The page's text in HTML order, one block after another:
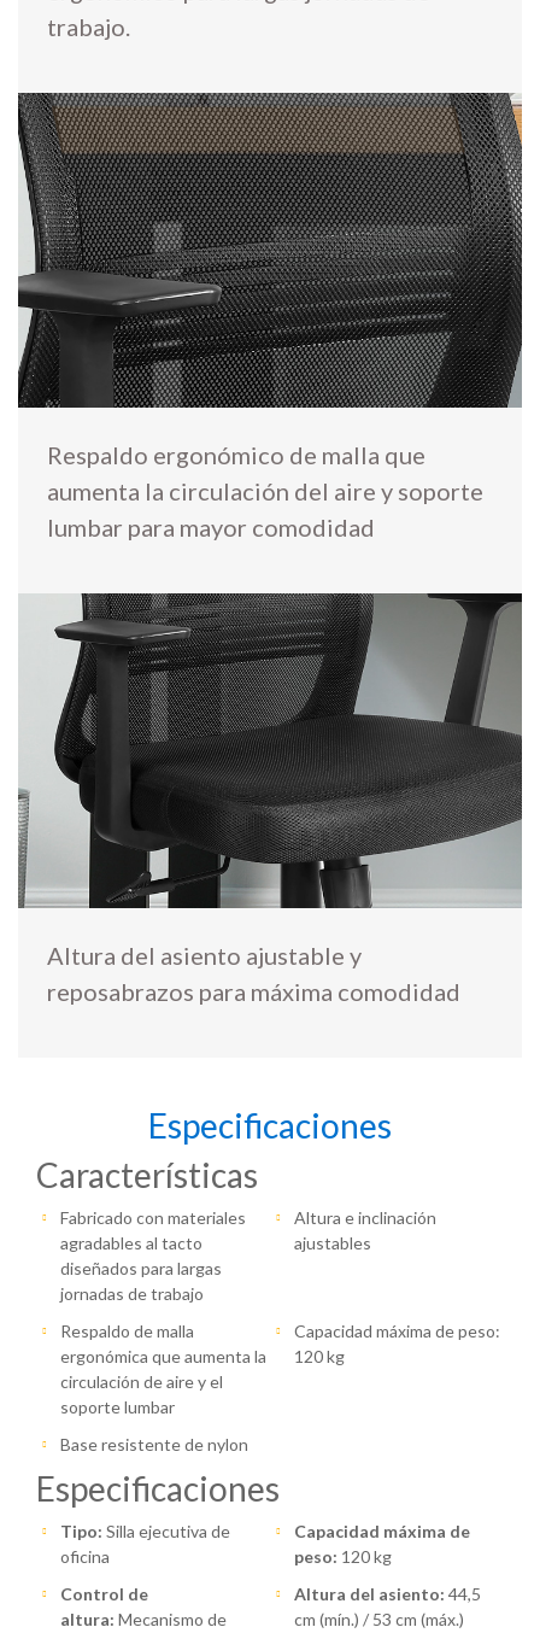
trabajo.
Respaldo ergonómico de malla que
aumenta la circulación del aire y soporte
lumbar para mayor comodidad
Altura del asiento ajustable y
reposabrazos para máxima comodidad
Especificaciones
Características
Fabricado con materiales
agradables al tacto
diseñados para largas
jornadas de trabajo
Altura e inclinación
ajustables
Respaldo de malla
ergonómica que aumenta la
circulación de aire y el
soporte lumbar
Capacidad máxima de peso:
120 kg
Base resistente de nylon
Especificaciones
Tipo: Silla ejecutiva de
oficina
Capacidad máxima de
peso: 120 kg
Control de
altura: Mecanismo de
Altura del asiento: 44,5
cm (mín.) / 53 cm (máx.)